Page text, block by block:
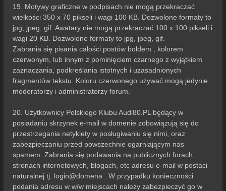
19. Motywy graficzne w podpisach nie mogą przekraczać
wielkości 350 x 70 pikseli i wagi 100 KB. Dozwolone formaty to
jpg, jpeg, gif. Awatary nie mogą przekraczać 100 x 100 pikseli i
wagi 20 KB. Dozwolone formaty to jpg, jpeg, gif.
Zabrania się pisania całości postów boldem , kolorem
czerwonym, lub innym z pominięciem czarnego z wyjątkiem
zaznaczania, podkreślania istotnych i uzasadnionych
fragmentów tekstu. Koloru czerwonego używać mogą jedynie
moderatorzy i administratorzy forum.
20. Użytkownicy Polskiego Klubu Audi80.PL będący w
posiadaniu skrzynek e-mail w domenie zobowiązują się do
przestrzegania netykiety w posługiwaniu się nimi, oraz
zabezpieczaniu przed powszechnie ogarniającym nas
spamem. Zabrania się podawania na publicznych forach,
stronach internetowych, blogach, etc adresu e-mail w postaci
naturalnej tj. login@domena . W przypadku konieczności
podania adresu w w/w miejscach należy zabezpieczyć go w